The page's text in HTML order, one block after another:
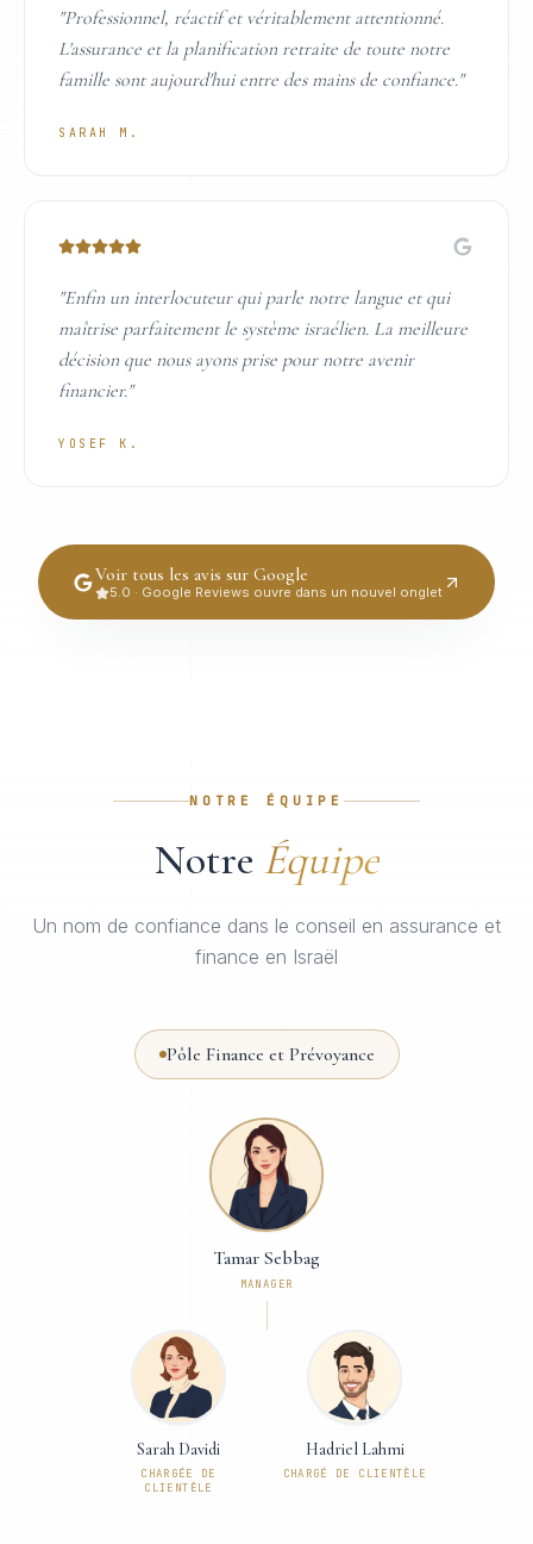
"Professionnel, réactif et véritablement attentionné.
L'assurance et la planification retraite de toute notre
famille sont aujourd'hui entre des mains de confiance."
SARAH M.
"Enfin un interlocuteur qui parle notre langue et qui
maîtrise parfaitement le système israélien. La meilleure
décision que nous ayons prise pour notre avenir
financier."
YOSEF K.
Voir tous les avis sur Google
5.0 · Google Reviews ouvre dans un nouvel onglet
NOTRE ÉQUIPE
Notre Équipe
Un nom de confiance dans le conseil en assurance et
finance en Israël
Pôle Finance et Prévoyance
Tamar Sebbag
MANAGER
Sarah Davidi
CHARGÉE DE
CLIENTÈLE
Hadriel Lahmi
CHARGÉ DE CLIENTÈLE